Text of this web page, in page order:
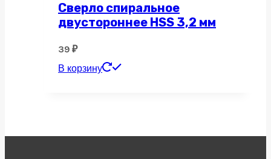
Сверло спиральное
двустороннее HSS 3,2 мм
39 ₽
В корзину